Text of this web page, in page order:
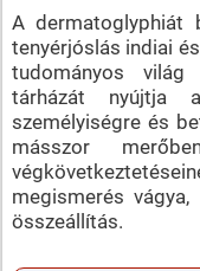
A dermatoglyphiát
tenyérjóslás indiai
tudományos világ
tárházát nyújtja
személyiségre és
másszor
megismerés
összeállítás.